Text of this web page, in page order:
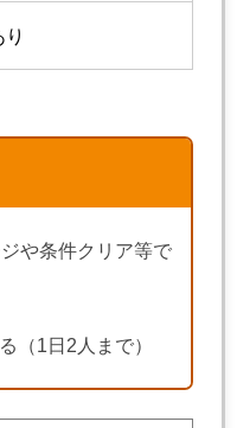
り
や条件クリア等で
（1日2人まで）